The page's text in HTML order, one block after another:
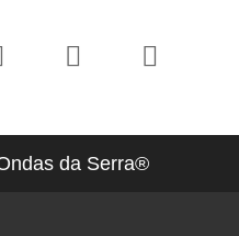
da Serra®